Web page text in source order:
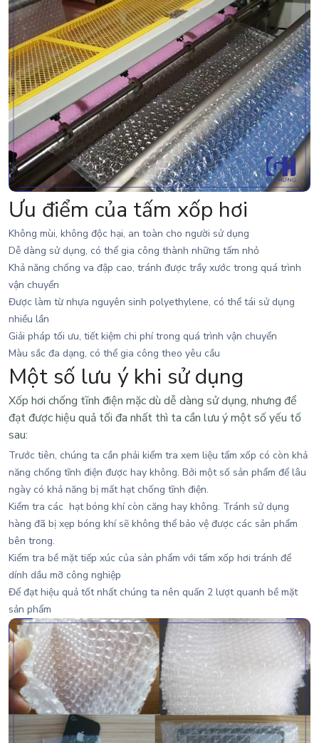
Ưu điểm của tấm xốp hơi
Không mùi, không độc hại, an toàn cho người sử dụng
Dễ dàng sử dụng, có thể gia công thành những tấm nhỏ
Khả năng chống va đập cao, tránh được trầy xước trong quá trình
vận chuyển
Được làm từ nhựa nguyên sinh polyethylene, có thể tái sử dụng
nhiều lần
Giải pháp tối ưu, tiết kiệm chi phí trong quá trình vận chuyển
Màu sắc đa dạng, có thể gia công theo yêu cầu
Một số lưu ý khi sử dụng
Xốp hơi chống tĩnh điện mặc dù dễ dàng sử dụng, nhưng để
đạt được hiệu quả tối đa nhất thì ta cần lưu ý một số yếu tố
sau:
Trước tiên, chúng ta cần phải kiểm tra xem liệu tấm xốp có còn khả
năng chống tĩnh điện được hay không. Bởi một số sản phẩm để lâu
ngày có khả năng bị mất hạt chống tĩnh điện.
Kiểm tra các hạt bóng khí còn căng hay không. Tránh sử dụng
hàng đã bị xẹp bóng khí sẽ không thể bảo vệ được các sản phẩm
bên trong.
Kiểm tra bề mặt tiếp xúc của sản phẩm với tấm xốp hơi tránh để
dính dầu mỡ công nghiệp
Để đạt hiệu quả tốt nhất chúng ta nên quấn 2 lượt quanh bề mặt
sản phẩm